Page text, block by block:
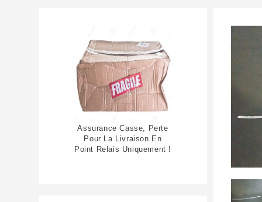
Assurance Casse, Perte
Pour La Livraison En
Point Relais Uniquement !